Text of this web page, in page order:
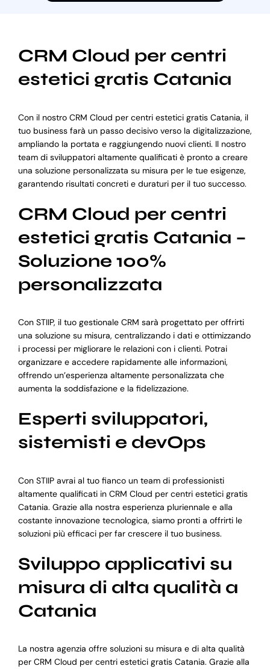
CRM Cloud per centri
estetici gratis Catania
Con il nostro CRM Cloud per centri estetici gratis Catania, il
tuo business farà un passo decisivo verso la digitalizzazione,
ampliando la portata e raggiungendo nuovi clienti. Il nostro
team di sviluppatori altamente qualificati è pronto a creare
una soluzione personalizzata su misura per le tue esigenze,
garantendo risultati concreti e duraturi per il tuo successo.
CRM Cloud per centri
estetici gratis Catania –
Soluzione 100%
personalizzata
Con STIIP, il tuo gestionale CRM sarà progettato per offrirti
una soluzione su misura, centralizzando i dati e ottimizzando
i processi per migliorare le relazioni con i clienti. Potrai
organizzare e accedere rapidamente alle informazioni,
offrendo un’esperienza altamente personalizzata che
aumenta la soddisfazione e la fidelizzazione.
Esperti sviluppatori,
sistemisti e devOps
Con STIIP avrai al tuo fianco un team di professionisti
altamente qualificati in CRM Cloud per centri estetici gratis
Catania. Grazie alla nostra esperienza pluriennale e alla
costante innovazione tecnologica, siamo pronti a offrirti le
soluzioni più efficaci per far crescere il tuo business.
Sviluppo applicativi su
misura di alta qualità a
Catania
La nostra agenzia offre soluzioni su misura e di alta qualità
per CRM Cloud per centri estetici gratis Catania. Grazie alla